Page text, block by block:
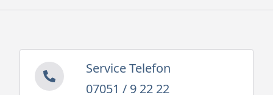
Service Telefon
07051 / 9 22 22